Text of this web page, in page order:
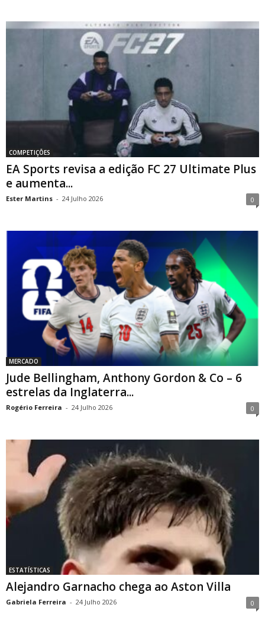
COMPETIÇÕES
EA Sports revisa a edição FC 27 Ultimate Plus
e aumenta...
Ester Martins - 24 Julho 2026 0
MERCADO
Jude Bellingham, Anthony Gordon & Co – 6
estrelas da Inglaterra...
Rogério Ferreira - 24 Julho 2026 0
ESTATÍSTICAS
Alejandro Garnacho chega ao Aston Villa
Gabriela Ferreira - 24 Julho 2026 0